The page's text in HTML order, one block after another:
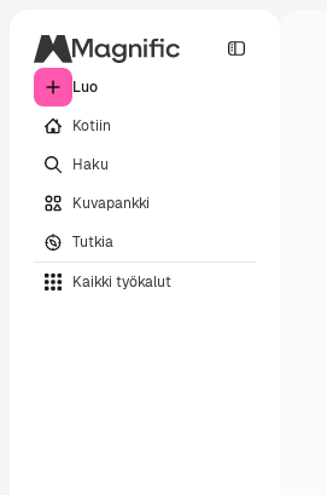
Luo
Kotiin
Haku
Kuvapankki
Tutkia
Kaikki työkalut